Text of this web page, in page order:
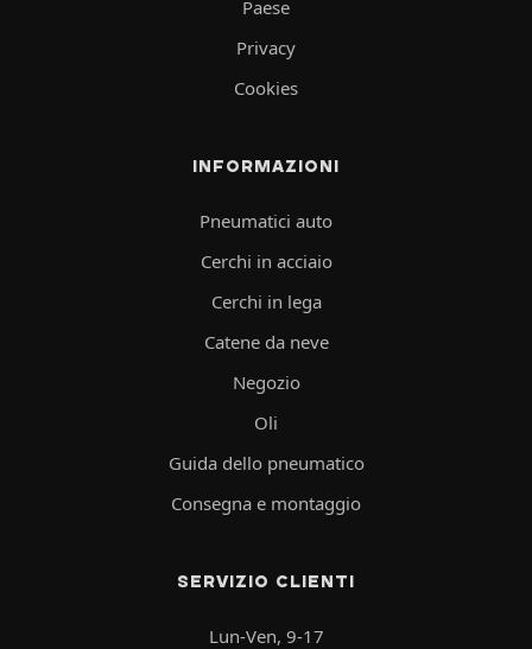
Paese
Privacy
Cookies
INFORMAZIONI
Pneumatici auto
Cerchi in acciaio
Cerchi in lega
Catene da neve
Negozio
Oli
Guida dello pneumatico
Consegna e montaggio
SERVIZIO CLIENTI
Lun-Ven, 9-17